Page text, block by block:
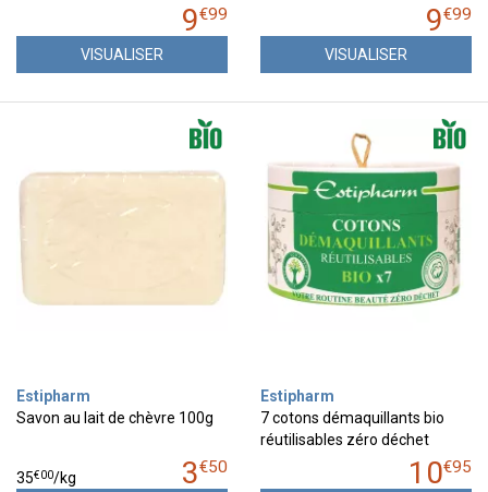
9€99
VISUALISER
9€99
VISUALISER
Estipharm
Savon au lait de chèvre 100g
3€50
35€00/kg
Estipharm
7 cotons démaquillants bio
réutilisables zéro déchet
10€95